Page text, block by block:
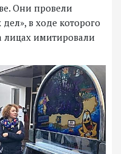
Они провели
в ходе которого
лицах имитировали